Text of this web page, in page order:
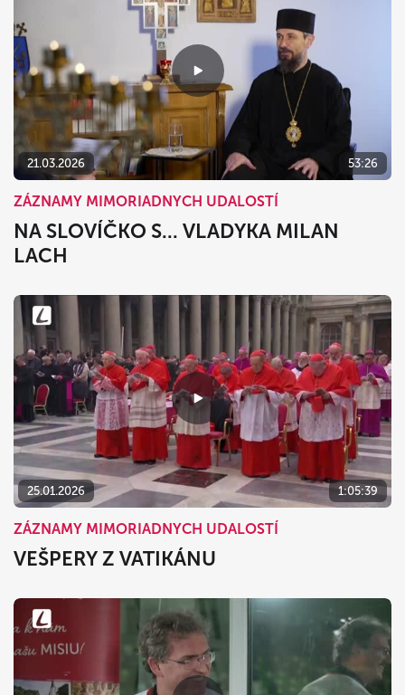
21.03.2026 53:26
ZÁZNAMY MIMORIADNYCH UDALOSTÍ
NA SLOVÍČKO S... VLADYKA MILAN
LACH
25.01.2026 1:05:39
ZÁZNAMY MIMORIADNYCH UDALOSTÍ
VEŠPERY Z VATIKÁNU